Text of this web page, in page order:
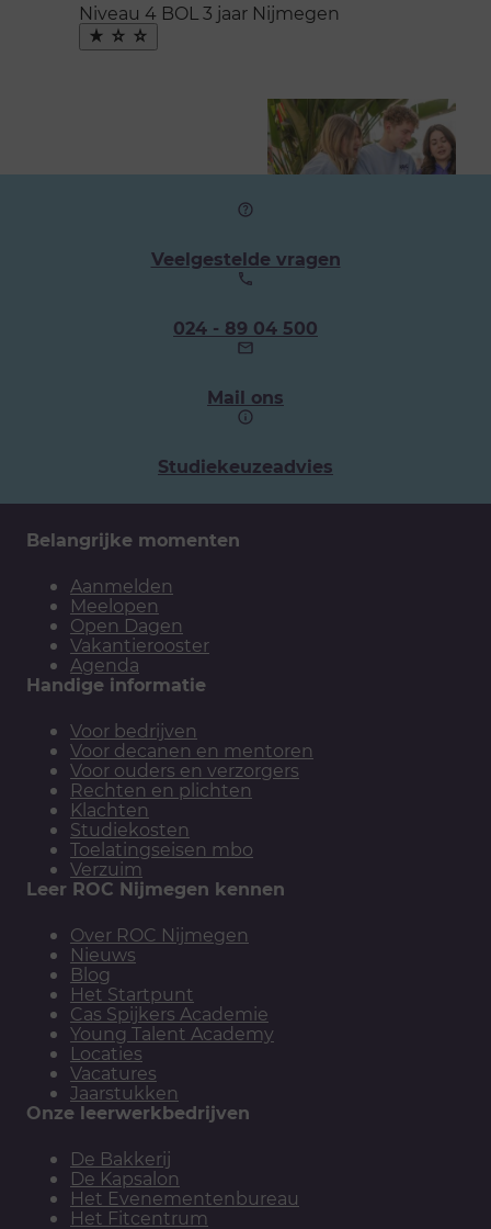
Niveau 4 BOL 3 jaar Nijmegen
Maak
favoriet
Veelgestelde vragen
Ons
telefoonnummer:
024 - 89 04 500
Mail ons
Studiekeuzeadvies
Belangrijke momenten
Aanmelden
Meelopen
Open Dagen
Vakantierooster
Agenda
Handige informatie
Voor bedrijven
Voor decanen en mentoren
Voor ouders en verzorgers
Rechten en plichten
Klachten
Studiekosten
Toelatingseisen mbo
Verzuim
Leer ROC Nijmegen kennen
Over ROC Nijmegen
Nieuws
Blog
Het Startpunt
Cas Spijkers Academie
Young Talent Academy
Locaties
Vacatures
Jaarstukken
Onze leerwerkbedrijven
De Bakkerij
De Kapsalon
Het Evenementenbureau
Het Fitcentrum